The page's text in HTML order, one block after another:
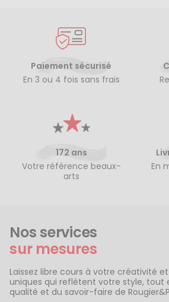
Paiement sécurisé
En 3 ou 4 fois sans frais
172 ans
Votre référence beaux-
arts
En
Nos services
sur mesures
Laissez libre cours à votre créativité
uniques qui reflètent votre style, tout
qualité et du savoir-faire de